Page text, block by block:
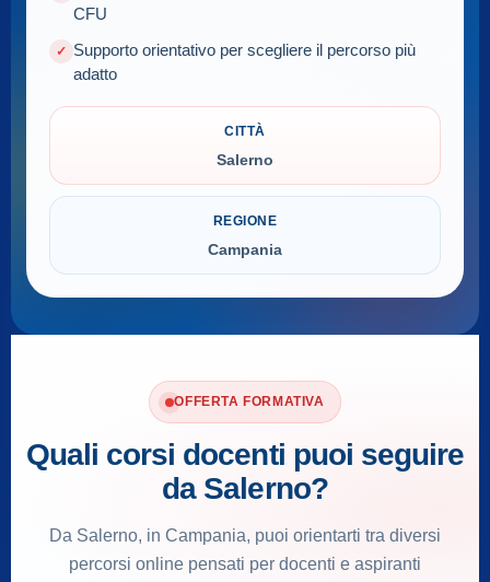
CFU
Supporto orientativo per scegliere il percorso più
adatto
CITTÀ
Salerno
REGIONE
Campania
OFFERTA FORMATIVA
Quali corsi docenti puoi seguire
da Salerno?
Da Salerno, in Campania, puoi orientarti tra diversi
percorsi online pensati per docenti e aspiranti